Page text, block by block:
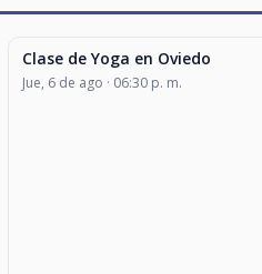
CLASES Y TALLERES
Clase de Yoga en Oviedo
Jue, 6 de ago · 06:30 p. m.